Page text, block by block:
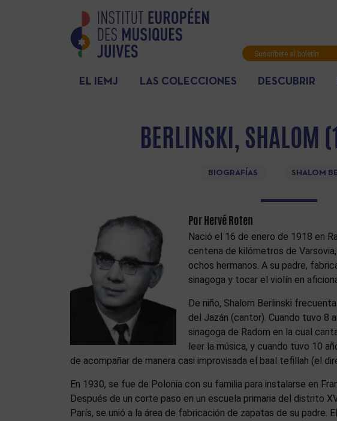
Suscríbete al boletín
EL IEMJ LAS COLECCIONES DESCUBRIR
BERLINSKI,
BIOGRAFÍAS SHALOM
Por Hervé Roten
Nació el 16 de enero de 1918 en
centena de kilómetros de
ochos hermanos. A su padre,
sinagoga y tocar el violín en
De niño, Shalom Berlinski
del Jazán (cantor). Cuando tuvo 8
sinagoga de Radom en la cual
leer la música, y cuando tuvo 10
de acompañar de manera casi improvisada el baal tefillah (el
En 1930, se fue de Polonia con su familia para instalarse en
Después de un corte paso en un escuela primaria del distrito
París, se unió a la área de fabricación de zapatas de su padre.